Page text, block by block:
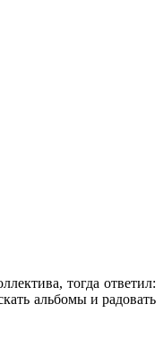
тогда ответил:
альбомы и радовать